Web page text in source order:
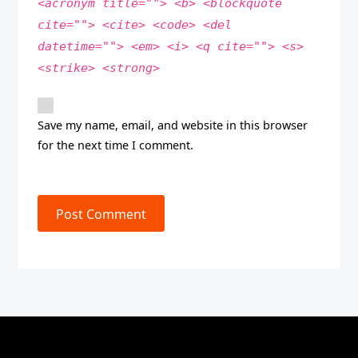
<acronym title=""> <b> <blockquote
cite=""> <cite> <code> <del
datetime=""> <em> <i> <q cite=""> <s>
<strike> <strong>
Save my name, email, and website in this browser
for the next time I comment.
Post Comment